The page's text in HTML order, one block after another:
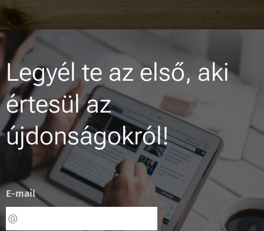
Legyél te az első, aki
értesül az
újdonságokról!
E-mail